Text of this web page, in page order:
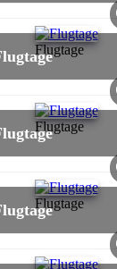
Flugtage
Flugtage
Flugtage
Flugtage
Flugtage
Flugtage